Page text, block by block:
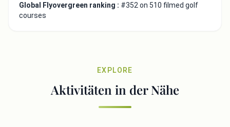
Global Flyovergreen ranking : #352 on 510 filmed golf
courses
EXPLORE
Aktivitäten in der Nähe